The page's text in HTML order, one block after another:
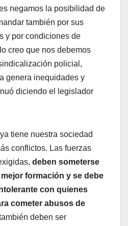
negamos la posibilidad de
también por sus
y por condiciones de
creo que nos debemos
policial,
genera inequidades y
diciendo el legislador
tiene nuestra sociedad
conflictos. Las fuerzas
deben someterse
formación y se debe
con quienes
cometer abusos de
deben ser